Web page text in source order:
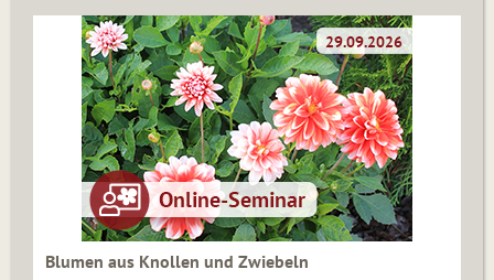
Blumen aus Knollen und Zwiebeln